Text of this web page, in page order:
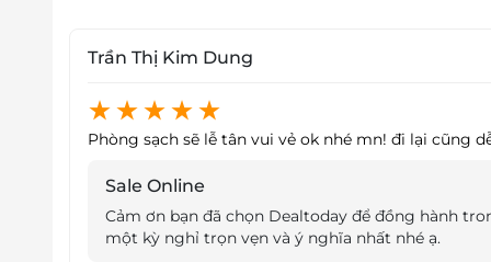
Khách sạn chỉ cách bãi biển chỉ 100m du khách
Bên cạnh đó, bạn có thể di chuyển dễ dàng
tim của Phú Quốc” và mua sắm chợ đêm bà
Trần Thị Kim Dung
Phòng sạch sẽ lễ tân vui vẻ ok nhé mn! đi lại cũng
Sale Online
Cảm ơn bạn đã chọn Dealtoday để đồng hành
một kỳ nghỉ trọn vẹn và ý nghĩa nhất nhé ạ.